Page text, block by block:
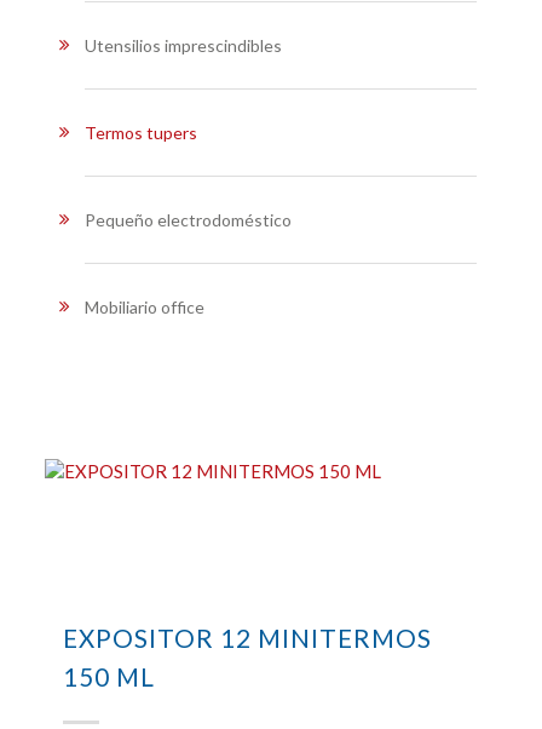
Utensilios imprescindibles
Termos tupers
Pequeño electrodoméstico
Mobiliario office
EXPOSITOR 12 MINITERMOS
150 ML